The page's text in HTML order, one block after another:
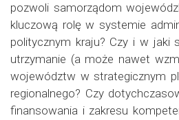
pozwoli samorządom
kluczową rolę w systemie
politycznym kraju? Czy i w jaki
utrzymanie (a może nawet
województw w strategicznym
regionalnego? Czy
finansowania i zakresu